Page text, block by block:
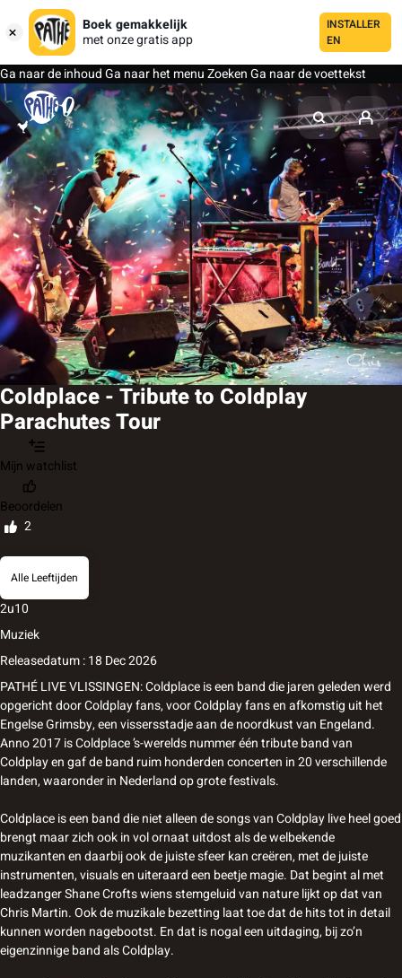
Boek gemakkelijk
met onze gratis app
INSTALLER
EN
Ga naar de inhoudGa naar het menuZoekenGa naar de voettekst
Coldplace - Tribute to Coldplay
Parachutes Tour
Mijn watchlist
Beoordelen
2
Alle Leeftijden
2u10
Muziek
Releasedatum : 18 Dec 2026
PATHÉ LIVE VLISSINGEN: Coldplace is een band die jaren geleden werd
opgericht door Coldplay fans, voor Coldplay fans en afkomstig uit het
Engelse Grimsby, een vissersstadje aan de noordkust van Engeland.
Anno 2017 is Coldplace ’s-werelds nummer één tribute band van
Coldplay en gaf de band ruim honderden concerten in 20 verschillende
landen, waaronder in Nederland op grote festivals.
Coldplace is een band die niet alleen de songs van Coldplay live heel goed
brengt maar zich ook in vol ornaat uitdost als de welbekende
muzikanten en daarbij ook de juiste sfeer kan creëren, met de juiste
instrumenten, visuals en uiteraard een beetje magie. Dat begint al met
leadzanger Shane Crofts wiens stemgeluid van nature lijkt op dat van
Chris Martin. Ook de muzikale bezetting laat toe dat de hits tot in detail
kunnen worden nagebootst. En dat is nogal een uitdaging, bij zo’n
eigenzinnige band als Coldplay.